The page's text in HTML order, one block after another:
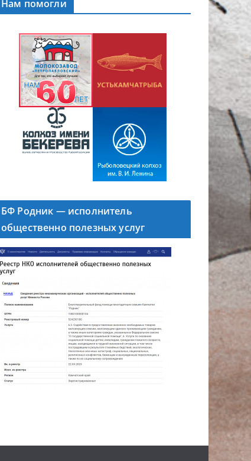
Нам помогли
БФ Родник — исполнитель
общественно полезных услуг